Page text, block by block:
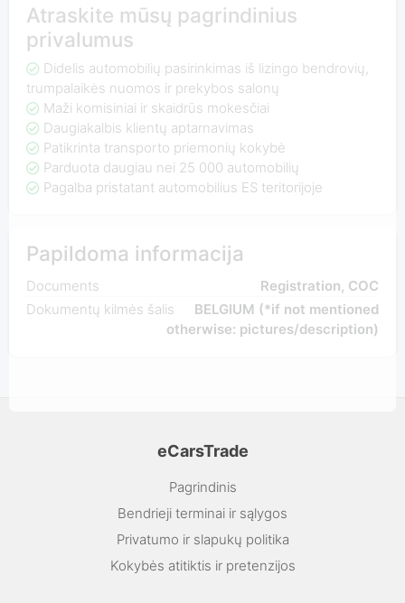
Atraskite mūsų pagrindinius
privalumus
Didelis automobilių pasirinkimas iš lizingo bendrovių,
trumpalaikės nuomos ir prekybos salonų
Maži komisiniai ir skaidrūs mokesčiai
Daugiakalbis klientų aptarnavimas
Patikrinta transporto priemonių kokybė
Parduota daugiau nei 25 000 automobilių
Pagalba pristatant automobilius ES teritorijoje
Papildoma informacija
Documents
Registration, COC
Dokumentų kilmės šalis
BELGIUM (*if not mentioned
otherwise: pictures/description)
eCarsTrade
Pagrindinis
Bendrieji terminai ir sąlygos
Privatumo ir slapukų politika
Kokybės atitiktis ir pretenzijos